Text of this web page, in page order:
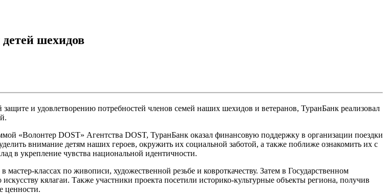
шехидов
и удовлетворению потребностей членов семей наших шехидов и ветеранов, ТуранБанк реализовал
«Волонтер DOST» Агентства DOST, ТуранБанк оказал финансовую поддержку в организации поездки
внимание детям наших героев, окружить их социальной заботой, а также поближе ознакомить их с
в укрепление чувства национальной идентичности.
классах по живописи, художественной резьбе и ковроткачеству. Затем в Государственном
кялагаи. Также участники проекта посетили историко-культурные объекты региона, получив
ценности.